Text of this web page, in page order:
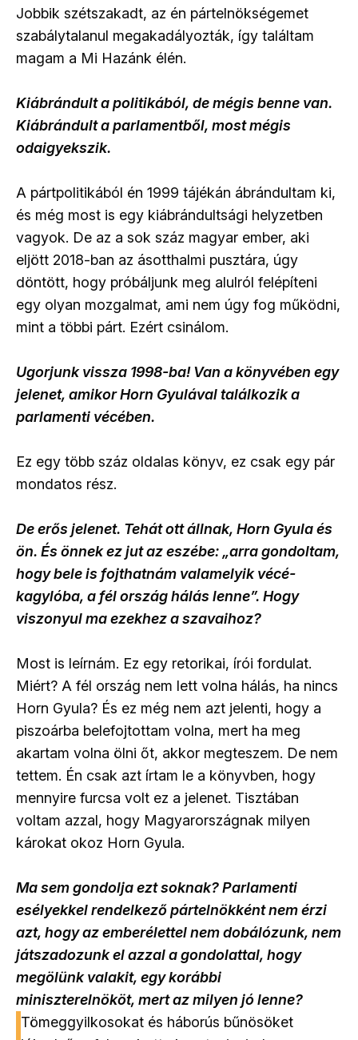
Jobbik szétszakadt, az én pártelnökségemet
szabálytalanul megakadályozták, így találtam
magam a Mi Hazánk élén.
Kiábrándult a politikából, de mégis benne van.
Kiábrándult a parlamentből, most mégis
odaigyekszik.
A pártpolitikából én 1999 tájékán ábrándultam ki,
és még most is egy kiábrándultsági helyzetben
vagyok. De az a sok száz magyar ember, aki
eljött 2018-ban az ásotthalmi pusztára, úgy
döntött, hogy próbáljunk meg alulról felépíteni
egy olyan mozgalmat, ami nem úgy fog működni,
mint a többi párt. Ezért csinálom.
Ugorjunk vissza 1998-ba! Van a könyvében egy
jelenet, amikor Horn Gyulával találkozik a
parlamenti vécében.
Ez egy több száz oldalas könyv, ez csak egy pár
mondatos rész.
De erős jelenet. Tehát ott állnak, Horn Gyula és
ön. És önnek ez jut az eszébe: „arra gondoltam,
hogy bele is fojthatnám valamelyik vécé­
kagylóba, a fél ország hálás lenne”. Hogy
viszonyul ma ezekhez a szavaihoz?
Most is leírnám. Ez egy retorikai, írói fordulat.
Miért? A fél ország nem lett volna hálás, ha nincs
Horn Gyula? És ez még nem azt jelenti, hogy a
piszoárba belefojtottam volna, mert ha meg
akartam volna ölni őt, akkor megteszem. De nem
tettem. Én csak azt írtam le a könyvben, hogy
mennyire furcsa volt ez a jelenet. Tisztában
voltam azzal, hogy Magyarországnak milyen
károkat okoz Horn Gyula.
Ma sem gondolja ezt soknak? Parlamenti
esélyekkel rendelkező pártelnökként nem érzi
azt, hogy az emberélettel nem dobálózunk, nem
játszadozunk el azzal a gondolattal, hogy
megölünk valakit, egy korábbi
miniszterelnököt, mert az milyen jó lenne?
Tömeggyilkosokat és háborús bűnösöket